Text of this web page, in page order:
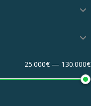
25.000€ — 130.000€